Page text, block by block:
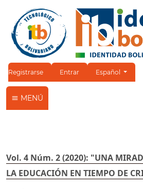
Registrarse Entrar Cambiar el
Español
MENÚ
Vol. 4 Núm. 2 (2020): "UNA
LA EDUCACIÓN EN TIEMPO DE